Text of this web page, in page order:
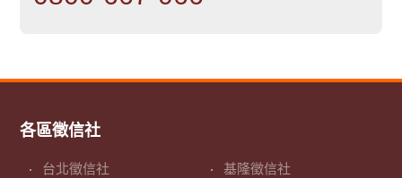
各區徵信社
台北徵信社 基隆徵信社